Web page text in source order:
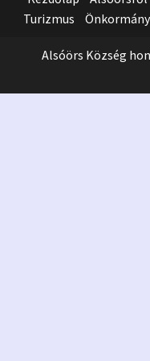
Turizmus
Alsóörs Község